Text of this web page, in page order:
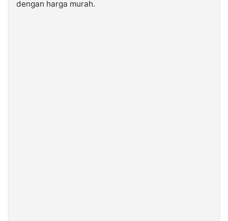
dengan harga murah.